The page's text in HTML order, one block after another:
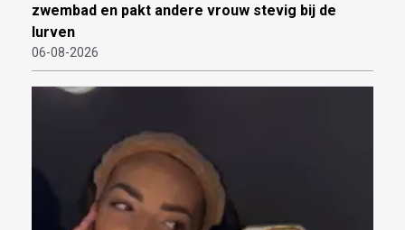
zwembad en pakt andere vrouw stevig bij de
lurven
06-08-2026